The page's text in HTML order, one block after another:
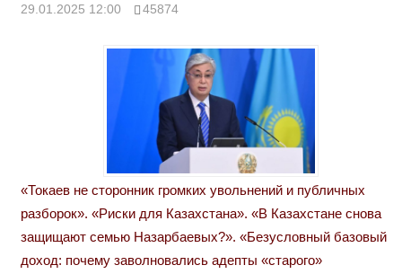
29.01.2025 12:00 45874
«Токаев не сторонник громких увольнений и публичных
разборок». «Риски для Казахстана». «В Казахстане снова
защищают семью Назарбаевых?». «Безусловный базовый
доход: почему заволновались адепты «старого»